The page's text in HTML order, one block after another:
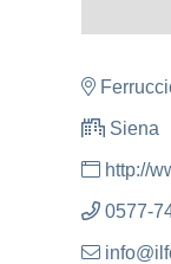
Siena
http://
0577-